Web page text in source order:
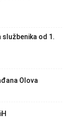
službenika od 1.
Olova